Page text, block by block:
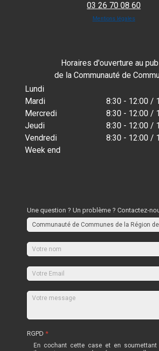
03 26 70 08 60
Mentions légales
Horaires d'ouverture au
de la Communauté de
Lundi
Mardi
8:30 - 12:00 /
Mercredi
8:30 - 12:00 /
Jeudi
8:30 - 12:00 /
Vendredi
8:30 - 12:00 /
Week end
Une question ? Un problème ? Contactez-
RGPD*
En cochant cette case et en soumettant